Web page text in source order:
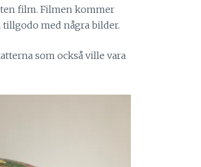
film. Filmen kommer
med några bilder.
som också ville vara